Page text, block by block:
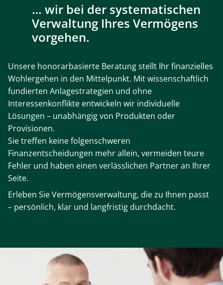
wir bei der systematischen
Verwaltung Ihres Vermögens
vorgehen.
Unsere honorarbasierte Beratung stellt Ihr finanzielles
Wohlergehen in den Mittelpunkt. Mit wissenschaftlich
fundierten Anlagestrategien und ohne
Interessenkonflikte entwickeln wir individuelle
Lösungen – unabhängig von Produkten oder
Provisionen.
Sie treffen keine folgenschweren
Finanzentscheidungen mehr allein, vermeiden teure
Fehler und haben einen verlässlichen Partner an Ihrer
Seite.
Erleben Sie Vermögensverwaltung, die zu Ihnen passt
– persönlich, klar und langfristig durchdacht.